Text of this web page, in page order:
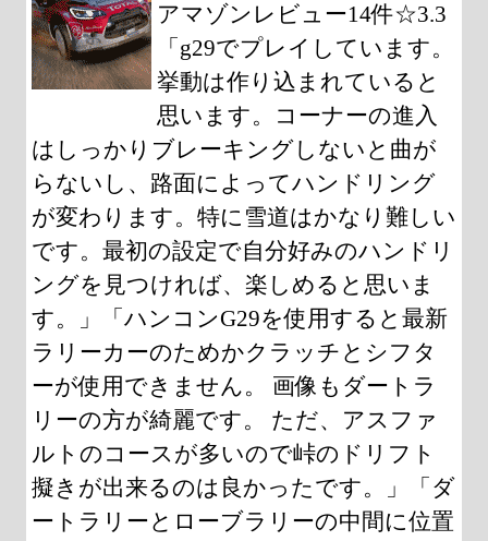
アマゾンレビュー14件☆3.3
「g29でプレイしています。
挙動は作り込まれていると
思います。コーナーの進入
はしっかりブレーキングしないと曲が
らないし、路面によってハンドリング
が変わります。特に雪道はかなり難しい
です。最初の設定で自分好みのハンドリ
ングを見つければ、楽しめると思いま
す。」「ハンコンG29を使用すると最新
ラリーカーのためかクラッチとシフタ
ーが使用できません。 画像もダートラ
リーの方が綺麗です。 ただ、アスファ
ルトのコースが多いので峠のドリフト
擬きが出来るのは良かったです。」「ダ
ートラリーとローブラリーの中間に位置